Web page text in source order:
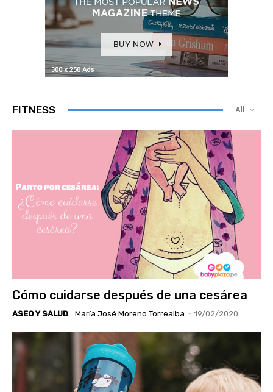
FITNESS All
Cómo cuidarse después de una cesárea
ASEO Y SALUD María José Moreno Torrealba - 19/02/2020